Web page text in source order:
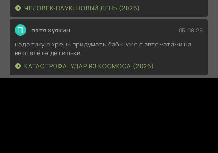
ЧЕЛОВЕК-ПАУК: НОВЫЙ ДЕНЬ (2026)
П петя хуякин 05.08.26
нада такую хрень придумать бабы уже с автоматами на
верталёте детишьки
КАТАСТРОФА. УДАР ИЗ КОСМОСА (2026)